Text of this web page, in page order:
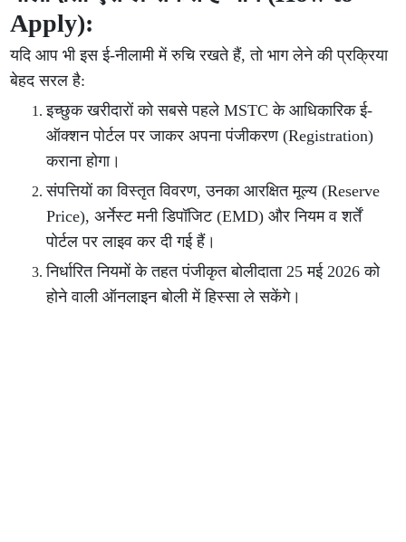
Apply):
यदि आप भी इस ई-नीलामी में रुचि रखते हैं, तो भाग लेने की प्रक्रिया
बेहद सरल है:
इच्छुक खरीदारों को सबसे पहले MSTC के आधिकारिक ई-
ऑक्शन पोर्टल पर जाकर अपना पंजीकरण (Registration)
कराना होगा।
संपत्तियों का विस्तृत विवरण, उनका आरक्षित मूल्य (Reserve
Price), अर्नेस्ट मनी डिपॉजिट (EMD) और नियम व शर्तें
पोर्टल पर लाइव कर दी गई हैं।
निर्धारित नियमों के तहत पंजीकृत बोलीदाता 25 मई 2026 को
होने वाली ऑनलाइन बोली में हिस्सा ले सकेंगे।